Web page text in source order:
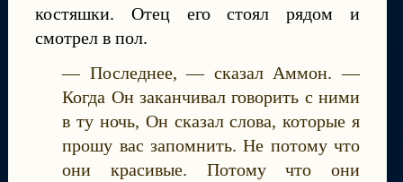
костяшки. Отец его стоял рядом и
смотрел в пол.
— Последнее, — сказал Аммон. —
Когда Он заканчивал говорить с ними
в ту ночь, Он сказал слова, которые я
прошу вас запомнить. Не потому что
они красивые. Потому что они